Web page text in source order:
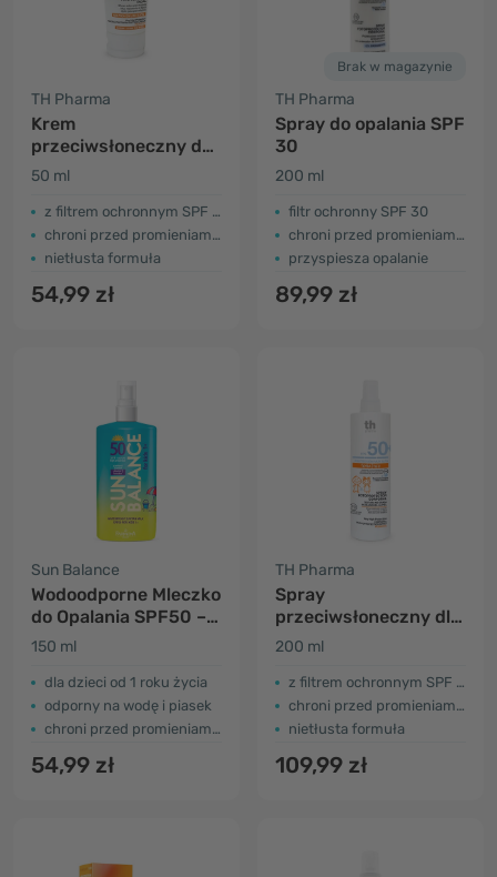
TH Pharma
Krem
przeciwsłoneczny do
twarzy dla dzieci SPF
50 ml
z filtrem ochronnym SPF 50+
chroni przed promieniami UVA
nietłusta formuła
54,99 zł
Brak w magazynie
TH Pharma
Spray do opalania SPF
30
200 ml
filtr ochronny SPF 30
chroni przed promieniami UVA
przyspiesza opalanie
89,99 zł
Sun Balance
Wodoodporne Mleczko
do Opalania SPF50 –
dla Dzieci
150 ml
dla dzieci od 1 roku życia
odporny na wodę i piasek
chroni przed promieniami UV-A i UV-B
54,99 zł
TH Pharma
Spray
przeciwsłoneczny dla
dzieci SPF 50+
200 ml
z filtrem ochronnym SPF 50+
chroni przed promieniami UVA
nietłusta formuła
109,99 zł